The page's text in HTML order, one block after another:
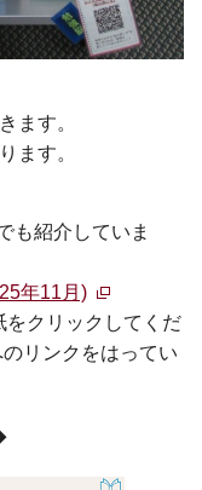
ます。
ます。
も紹介していま
年11月)
をクリックしてくだ
リンクをはってい